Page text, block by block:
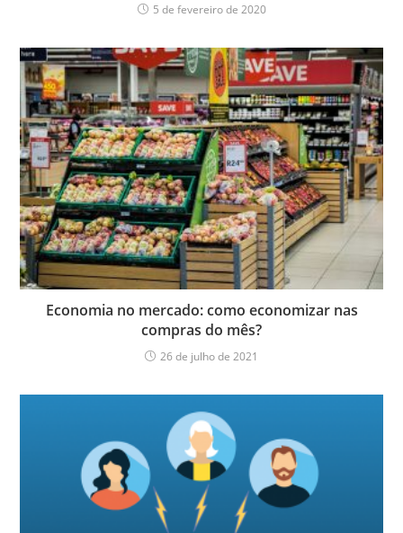
5 de fevereiro de 2020
Economia no mercado: como economizar nas
compras do mês?
26 de julho de 2021